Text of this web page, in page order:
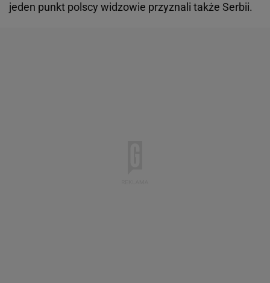
jeden punkt polscy widzowie przyznali także Serbii.